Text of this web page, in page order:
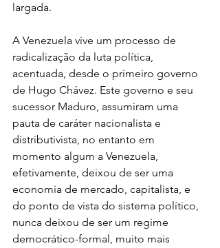
largada.
A Venezuela vive um processo de
radicalização da luta política,
acentuada, desde o primeiro governo
de Hugo Chávez. Este governo e seu
sucessor Maduro, assumiram uma
pauta de caráter nacionalista e
distributivista, no entanto em
momento algum a Venezuela,
efetivamente, deixou de ser uma
economia de mercado, capitalista, e
do ponto de vista do sistema político,
nunca deixou de ser um regime
democrático-formal, muito mais